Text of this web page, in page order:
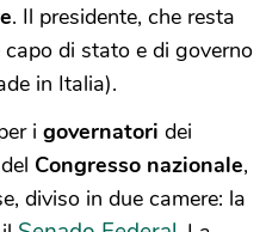
. Il presidente, che resta
di stato e di governo
in Italia).
i governatori dei
Congresso nazionale,
diviso in due camere: la